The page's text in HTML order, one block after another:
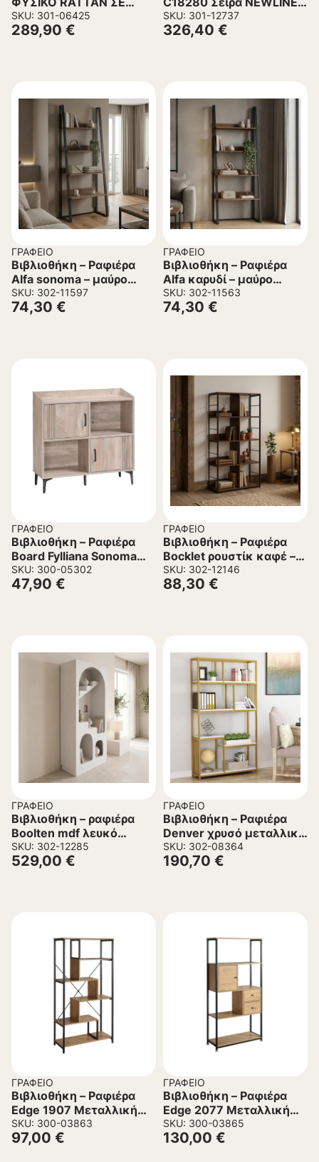
ΦΥΣΙΚΟ ΧΡΩΜΑ
80x40x182Υεκ.
SKU: 301-06425
289,90 €
Μελαμίνη Λευκό –
Ανοιχτό Καφέ -Γυαλί
SKU: 301-12737
326,40 €
ΓΡΑΦΕΊΟ
Βιβλιοθήκη – Ραφιέρα
Alfa sonoma – μαύρο
μέταλλο 75x36x185εκ
SKU: 302-11597
74,30 €
ΓΡΑΦΕΊΟ
Βιβλιοθήκη – Ραφιέρα
Alfa καρυδί – μαύρο
μέταλλο 75x36x185εκ
SKU: 302-11563
74,30 €
ΓΡΑΦΕΊΟ
Βιβλιοθήκη – Ραφιέρα
Board Fylliana Sonoma
80x30x80 εκ.
SKU: 300-05302
47,90 €
ΓΡΑΦΕΊΟ
Βιβλιοθήκη – Ραφιέρα
Bocklet ρουστίκ καφέ –
μαύρο μέταλλο
80x33x149εκ
SKU: 302-12146
88,30 €
ΓΡΑΦΕΊΟ
Βιβλιοθήκη – ραφιέρα
Boolten mdf λευκό
80x38x190εκ
SKU: 302-12285
529,00 €
ΓΡΑΦΕΊΟ
Βιβλιοθήκη – Ραφιέρα
Denver χρυσό μεταλλικό
σκελετό – όψη λευκό
μάρμαρο 100x30x180
SKU: 302-08364
190,70 €
ΓΡΑΦΕΊΟ
Βιβλιοθήκη – Ραφιέρα
Edge 1907 Μεταλλική
Fylliana Sonoma – Artisan
84x35x163 εκ.
SKU: 300-03863
97,00 €
ΓΡΑΦΕΊΟ
Βιβλιοθήκη – Ραφιέρα
Edge 2077 Μεταλλική
Fylliana Sonoma – Artisan
78x30x158 εκ.
SKU: 300-03865
130,00 €